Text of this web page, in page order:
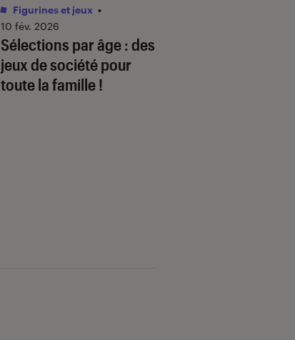
Sélections par âge : des
jeux de société pour
toute la famille !
Figurines et jeux •
10 fév. 2026